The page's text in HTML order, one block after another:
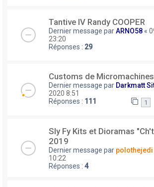
Tantive IV Randy COOPER
Dernier message parARNO58 «
23:20
Réponses : 29
Customs de
Dernier message par Darkmatt
2020 8:51
Réponses : 111 1
Sly Fy Kits et Dioramas
2019
Dernier message par polothejedi
10:22
Réponses : 4